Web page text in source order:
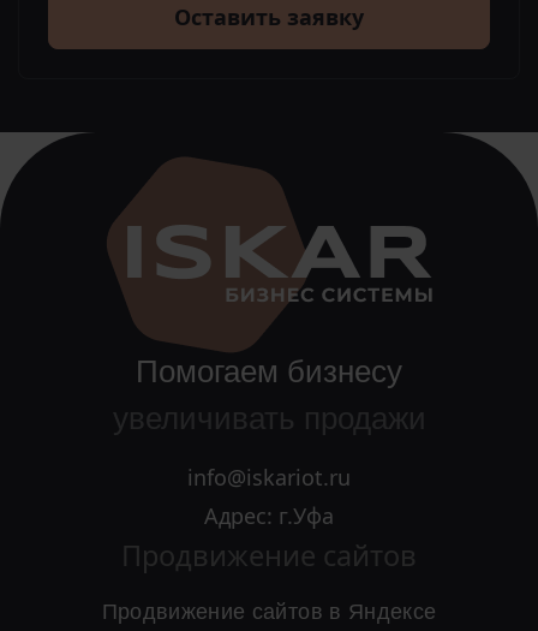
Оставить заявку
Помогаем бизнесу
увеличивать продажи
info@iskariot.ru
Адрес: г.Уфа
Продвижение сайтов
Продвижение сайтов в Яндексе